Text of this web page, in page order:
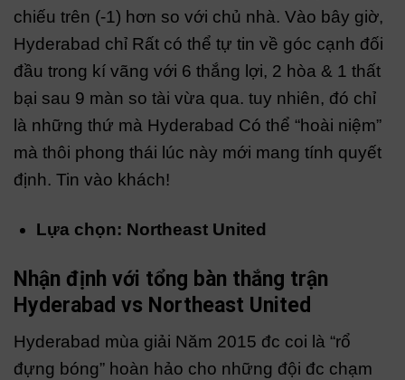
chiếu trên (-1) hơn so với chủ nhà. Vào bây giờ,
Hyderabad chỉ Rất có thể tự tin về góc cạnh đối
đầu trong kí vãng với 6 thắng lợi, 2 hòa & 1 thất
bại sau 9 màn so tài vừa qua. tuy nhiên, đó chỉ
là những thứ mà Hyderabad Có thể “hoài niệm”
mà thôi phong thái lúc này mới mang tính quyết
định. Tin vào khách!
Lựa chọn: Northeast United
Nhận định với tổng bàn thắng trận
Hyderabad vs Northeast United
Hyderabad mùa giải Năm 2015 đc coi là “rổ
đựng bóng” hoàn hảo cho những đội đc chạm